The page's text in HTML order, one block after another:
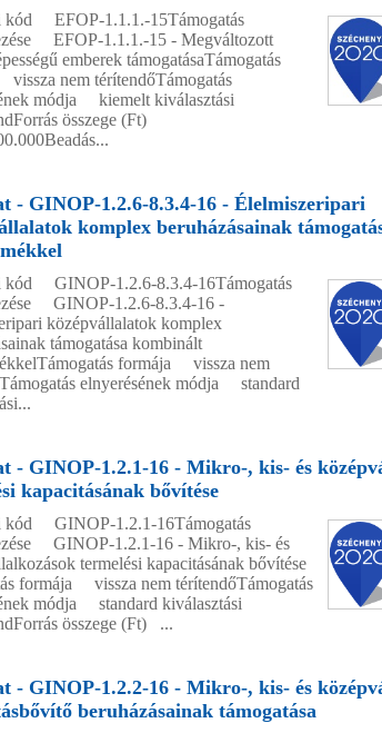
kód EFOP-1.1.1.-15Támogatás
EFOP-1.1.1.-15 - Megváltozott
emberek támogatásaTámogatás
nem térítendőTámogatás
módja kiemelt kiválasztási
összege (Ft)
- GINOP-1.2.6-8.3.4-16 - Élelmiszeripari
komplex beruházásainak
kód GINOP-1.2.6-8.3.4-16Támogatás
GINOP-1.2.6-8.3.4-16 -
középvállalatok komplex
támogatása kombinált
formája vissza nem
elnyerésének módja standard
- GINOP-1.2.1-16 - Mikro-, kis- és
kapacitásának bővítése
kód GINOP-1.2.1-16Támogatás
GINOP-1.2.1-16 - Mikro-, kis- és
termelési kapacitásának bővítése
formája vissza nem térítendőTámogatás
módja standard kiválasztási
összege (Ft) ...
- GINOP-1.2.2-16 - Mikro-, kis- és
beruházásainak támogatása